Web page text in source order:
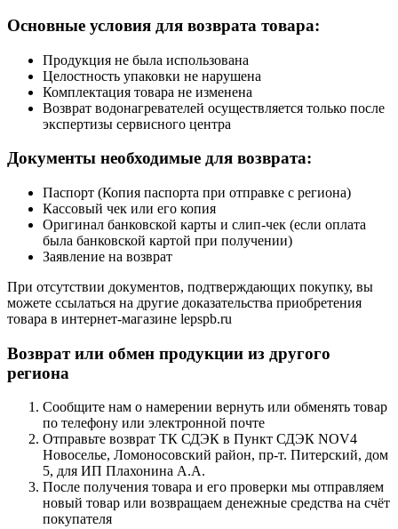
Основные условия для возврата товара:
Продукция не была использована
Целостность упаковки не нарушена
Комплектация товара не изменена
Возврат водонагревателей осуществляется только после
экспертизы сервисного центра
Документы необходимые для возврата:
Паспорт (Копия паспорта при отправке с региона)
Кассовый чек или его копия
Оригинал банковской карты и слип-чек (если оплата
была банковской картой при получении)
Заявление на возврат
При отсутствии документов, подтверждающих покупку, вы
можете ссылаться на другие доказательства приобретения
товара в интернет-магазине lepspb.ru
Возврат или обмен продукции из другого
региона
Сообщите нам о намерении вернуть или обменять товар
по телефону или электронной почте
Отправьте возврат ТК СДЭК в Пункт СДЭК NOV4
Новоселье, Ломоносовский район, пр-т. Питерский, дом
5, для ИП Плахонина А.А.
После получения товара и его проверки мы отправляем
новый товар или возвращаем денежные средства на счёт
покупателя